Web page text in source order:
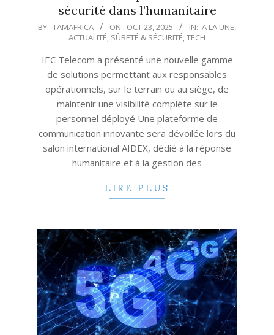
sécurité dans l’humanitaire
2025-
23
BY: TAMAFRICA ON: OCT 23, 2025 IN: A LA UNE,
ACTUALITÉ, SÛRETÉ & SÉCURITÉ,TECH
IEC Telecom a présenté une nouvelle gamme
de solutions permettant aux responsables
opérationnels, sur le terrain ou au siège, de
maintenir une visibilité complète sur le
personnel déployé Une plateforme de
communication innovante sera dévoilée lors du
salon international AIDEX, dédié à la réponse
humanitaire et à la gestion des
LIRE PLUS